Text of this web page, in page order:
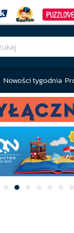
Nowości tygodnia